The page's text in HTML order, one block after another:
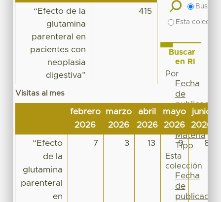
“Efecto de la
glutamina
parenteral en
pacientes con
neoplasia
digestiva”
415
Visitas al mes
febrero
2026
marzo
2026
abril
2026
mayo
2026
junio
2026
“Efecto
de la
glutamina
parenteral
en
7 3 13 9 8
Buscar
Esta
Buscar
en RI
Por
Fecha
de
publicación
Autor
Título
Materia
Tipo
Esta
colección
Fecha
de
publicación